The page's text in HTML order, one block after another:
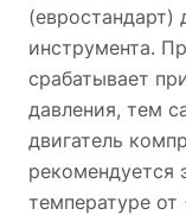
(евростандарт)
инструмента.
срабатывает
давления, тем
двигатель
рекомендуется
температуре